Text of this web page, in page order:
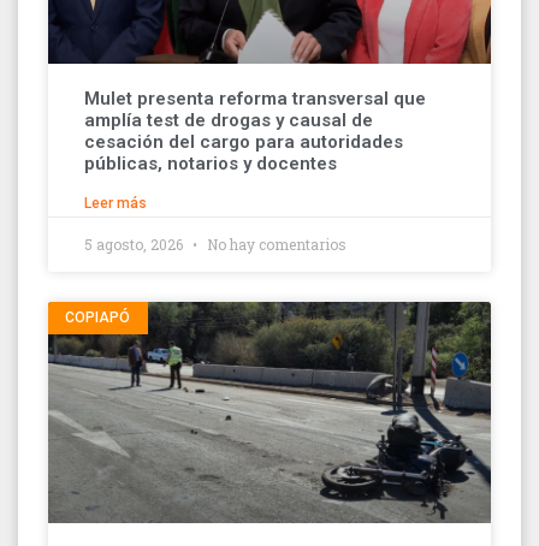
Mulet presenta reforma transversal que
amplía test de drogas y causal de
cesación del cargo para autoridades
públicas, notarios y docentes
Leer más
5 agosto, 2026 No hay comentarios
COPIAPÓ